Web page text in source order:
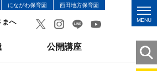
にながわ保育園 西田地方保育園
まへ MENU
公開講座